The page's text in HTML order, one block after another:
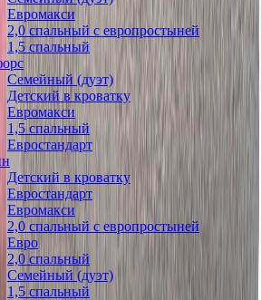
Евромакси
2,0 спальный с европростыней
1,5 спальный
Семейный (дуэт)
Детский в кроватку
Евромакси
1,5 спальный
Евростандарт
Детский в кроватку
Евростандарт
Евромакси
2,0 спальный с европростыней
Евро
2,0 спальный
Семейный (дуэт)
1,5 спальный